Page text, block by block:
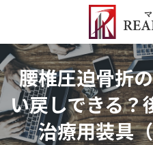
ン
ツ
へ
ス
キ
ッ
プ
ー
シ
ョ
ン
に
移
動
腰椎圧迫骨折
い戻しできる？
治療用装具